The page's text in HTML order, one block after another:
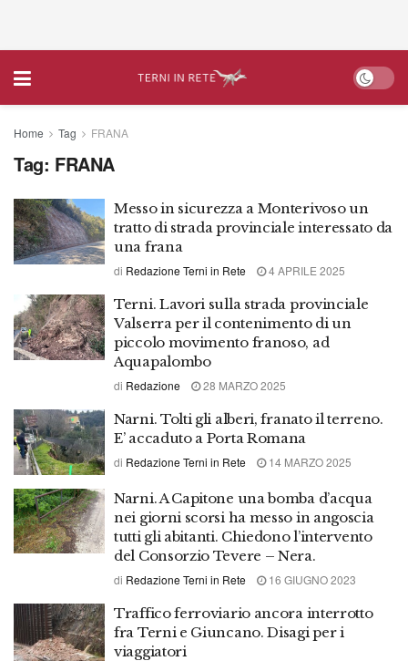
Home Tag FRANA
Tag: FRANA
Messo in sicurezza a Monterivoso un
tratto di strada provinciale interessato da
una frana
di Redazione Terni in Rete 4 APRILE 2025
Terni. Lavori sulla strada provinciale
Valserra per il contenimento di un
piccolo movimento franoso, ad
Aquapalombo
di Redazione 28 MARZO 2025
Narni. Tolti gli alberi, franato il terreno.
E’ accaduto a Porta Romana
di Redazione Terni in Rete 14 MARZO 2025
Narni. A Capitone una bomba d’acqua
nei giorni scorsi ha messo in angoscia
tutti gli abitanti. Chiedono l’intervento
del Consorzio Tevere – Nera.
di Redazione Terni in Rete 16 GIUGNO 2023
Traffico ferroviario ancora interrotto
fra Terni e Giuncano. Disagi per i
viaggiatori